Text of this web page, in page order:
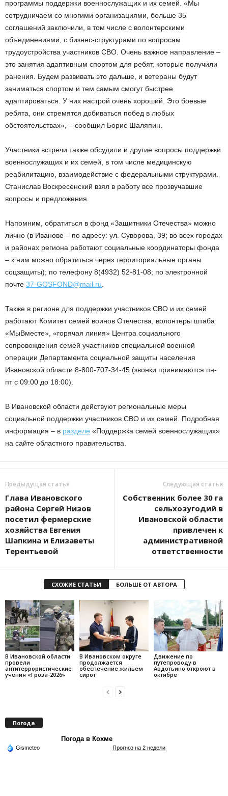
программы поддержки военнослужащих и их семей. «Мы
сотрудничаем со многими организациями, больше 35
соглашений заключили, в том числе с волонтерскими
объединениями, с бизнес-структурами по вопросам
трудоустройства участников СВО. Очень важное направление –
это занятия адаптивным спортом для ребят, которые получили
ранения. Будем развивать это дальше, и ветераны будут
заниматься спортом и тем самым смогут быстрее
адаптироваться. У них настрой очень хороший. Это боевые
ребята, они стремятся добиваться побед в любых
обстоятельствах», – сообщил Борис Шаляпин.
Участники встречи также обсудили и другие вопросы поддержки
военнослужащих и их семей, в том числе медицинскую
реабилитацию, взаимодействие с федеральными структурами.
Станислав Воскресенский взял в работу все прозвучавшие
вопросы и предложения.
Напомним, обратиться в фонд «Защитники Отечества» можно
лично (в Иванове – по адресу: ул. Суворова, 39; во всех городах
и районах региона работают социальные координаторы фонда
– к ним можно обратиться через территориальные органы
соцзащиты); по телефону 8(4932) 52-81-08; по электронной
почте 37-GOSFOND@mail.ru
Также в регионе для поддержки участников СВО и их семей
работают Комитет семей воинов Отечества, волонтеры штаба
«МыВместе», «горячая линия» Центра социального
сопровождения семей участников специальной военной
операции Департамента социальной защиты населения
Ивановской области 8-800-707-34-45 (звонки принимаются пн-
пт с 09:00 до 18:00).
В Ивановской области действуют региональные меры
социальной поддержки участников СВО и их семей. Подробная
информация – в разделе «Поддержка семей военнослужащих»
на сайте областного правительства.
Предыдущая статья
Глава Ивановского
района Сергей Низов
посетил фермерские
хозяйства Евгения
Шапкина и Елизаветы
Терентьевой
Следующая статья
Собственник более 30 га
сельхозугодий в
Ивановской области
привлечен к
административной
ответственности
СХОЖИЕ СТАТЬИ БОЛЬШЕ ОТ АВТОРА
В Ивановской области
провели
антитеррористические
учения «Гроза-2026»
В Ивановском округе
продолжается
обеспечение жильем
сирот
Движение по
путепроводу в
Авдотьино откроют в
октябре
Погода
Погода в Кохме
Gismeteo Прогноз на 2 недели